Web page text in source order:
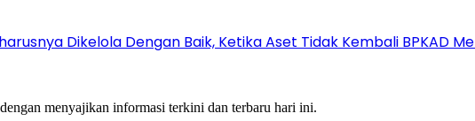
Dikelola Dengan Baik, Ketika Aset Tidak Kembali BPKAD
menyajikan informasi terkini dan terbaru hari ini.